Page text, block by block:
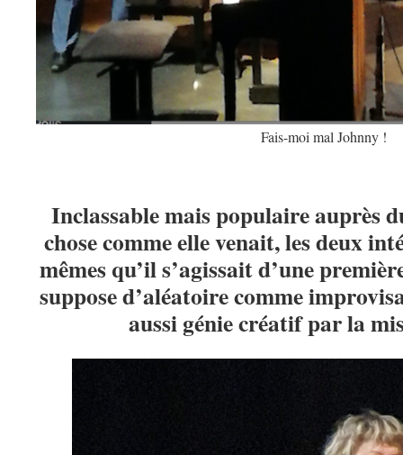
Fais-moi mal Johnny !
Inclassable mais populaire auprès
chose comme elle venait, les deux
mêmes qu’il s’agissait d’une
suppose d’aléatoire comme
aussi génie créatif par la